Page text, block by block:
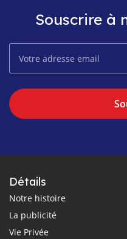
Souscrire à
Détails
Notre histoire
La publicité
Vie Privée